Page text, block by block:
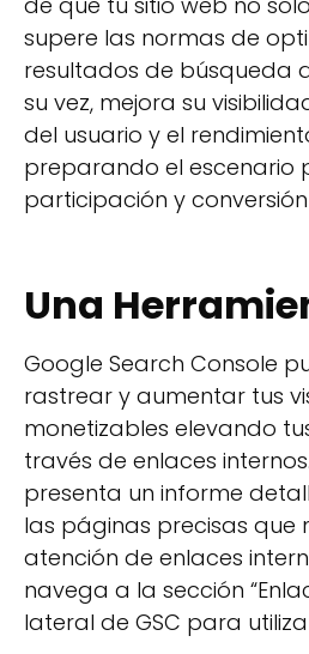
supere las normas de
resultados de búsqueda
su vez, mejora su
del usuario y el
preparando el escenario
participación y
Una
Google Search Console
rastrear y aumentar tus
monetizables elevando
través de enlaces
presenta un informe
las páginas precisas que
atención de enlaces
navega a la sección
lateral de GSC para